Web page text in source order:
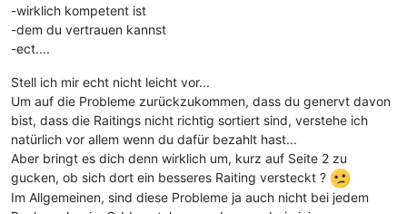
-wirklich kompetent ist
-dem du vertrauen kannst
-ect....
Stell ich mir echt nicht leicht vor...
Um auf die Probleme zurückzukommen, dass du genervt davon
bist, dass die Raitings nicht richtig sortiert sind, verstehe ich
natürlich vor allem wenn du dafür bezahlt hast...
Aber bringt es dich denn wirklich um, kurz auf Seite 2 zu
gucken, ob sich dort ein besseres Raiting versteckt ?
Im Allgemeinen, sind diese Probleme ja auch nicht bei jedem